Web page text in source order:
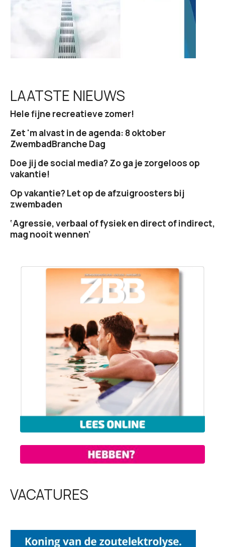
LAATSTE NIEUWS
Hele fijne recreatieve zomer!
Zet 'm alvast in de agenda: 8 oktober
ZwembadBranche Dag
Doe jij de social media? Zo ga je zorgeloos op
vakantie!
Op vakantie? Let op de afzuigroosters bij
zwembaden
‘Agressie, verbaal of fysiek en direct of indirect,
mag nooit wennen’
VACATURES